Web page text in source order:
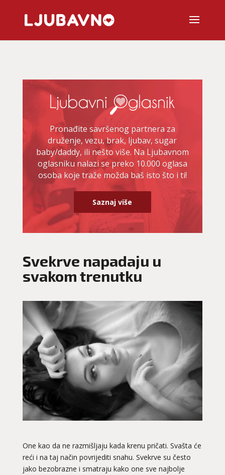
Pronađite savršenog partnera za
druženje, vezu, brak, ljubav, sugar
baby/daddy, ili nešto više. Na Ljubavnom
oglasniku nalazi se preko 10.000 oglasa
osoba koje traže možda baš isto što i ti!
Saznaj više
Svekrve napadaju u
svakom trenutku
One kao da ne razmišljaju kada krenu pričati. Svašta će
reći i na taj način povrijediti snahu. Svekrve su često
jako bezobrazne i smatraju kako one sve najbolje